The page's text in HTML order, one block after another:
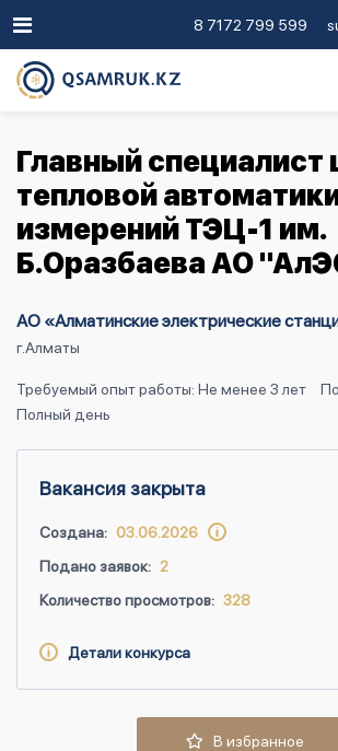
8 7172 799 599
Главный специалист
тепловой
измерений ТЭЦ-1 им.
Б.Оразбаева АО
АО «Алматинские электрические
г.Алматы
Требуемый опыт работы: Не менее 3 лет
Полный день
Вакансия закрыта
Создана: 03.06.2026
Подано заявок: 2
Количество просмотров: 328
Детали конкурса
В избранное